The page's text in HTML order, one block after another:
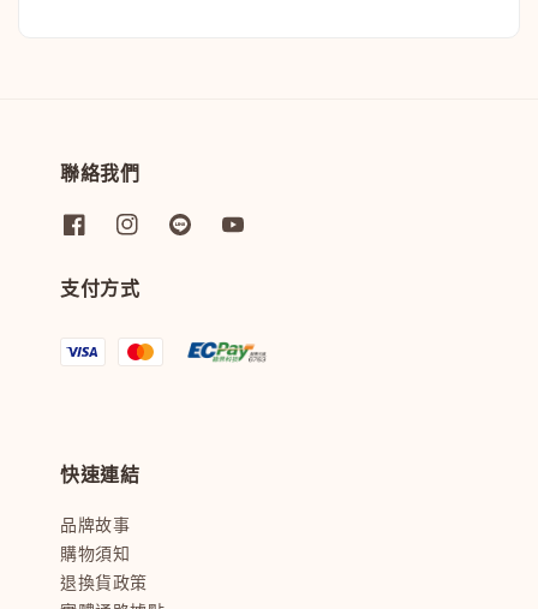
聯絡我們
支付方式
快速連結
品牌故事
購物須知
退換貨政策